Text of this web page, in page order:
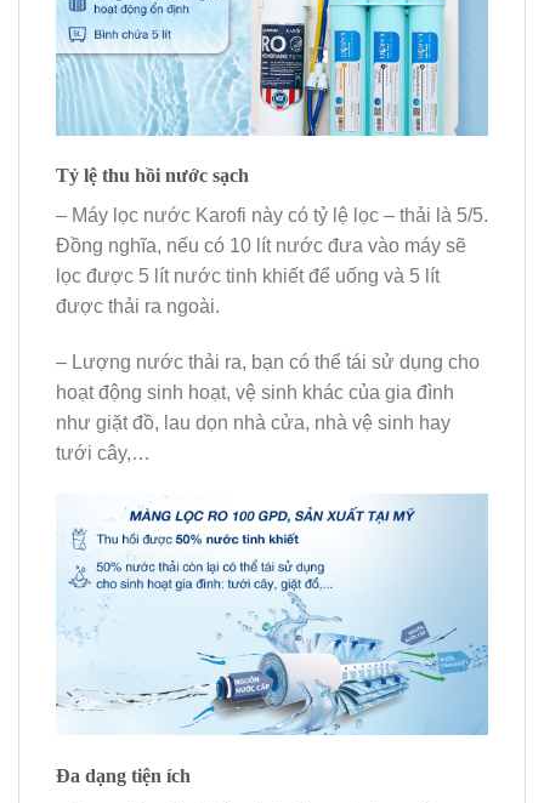
Tỷ lệ thu hồi nước sạch
– Máy lọc nước Karofi này có tỷ lệ lọc – thải là 5/5.
Đồng nghĩa, nếu có 10 lít nước đưa vào máy sẽ
lọc được 5 lít nước tinh khiết để uống và 5 lít
được thải ra ngoài.
– Lượng nước thải ra, bạn có thể tái sử dụng cho
hoạt động sinh hoạt, vệ sinh khác của gia đình
như giặt đồ, lau dọn nhà cửa, nhà vệ sinh hay
tưới cây,…
Đa dạng tiện ích